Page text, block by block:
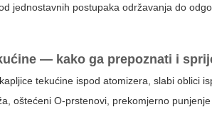
jednostavnih postupaka održavanja do
— kako ga prepoznati i
tekućine ispod atomizera, slabi oblici
oštećeni O-prstenovi, prekomjerno